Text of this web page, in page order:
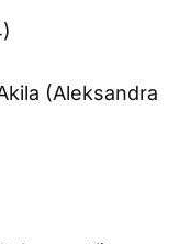
(Aleksandra